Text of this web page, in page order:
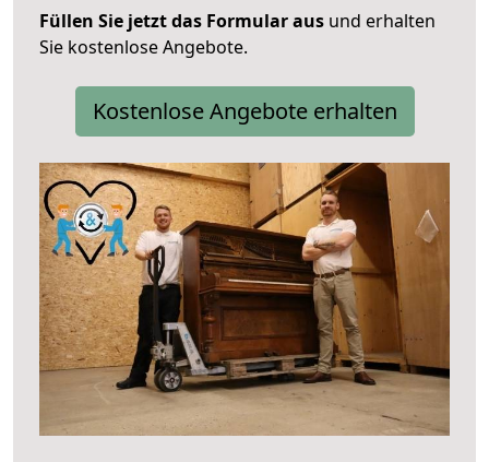
Füllen Sie jetzt das Formular aus und erhalten
Sie kostenlose Angebote.
Kostenlose Angebote erhalten